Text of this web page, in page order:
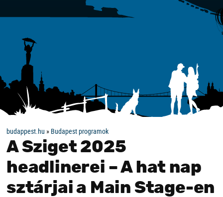
budappest.hu » Budapest programok
A Sziget 2025
headlinerei – A hat nap
sztárjai a Main Stage-en